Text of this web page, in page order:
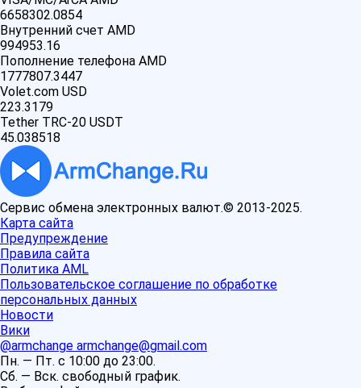
6658302.0854
Внутренний счет AMD
994953.16
Пополнение телефона AMD
1777807.3447
Volet.com USD
223.3179
Tether TRC-20 USDT
45.038518
Сервис обмена электронных валют.© 2013-2025.
Карта сайта
Предупреждение
Правила сайта
Политика AML
Пользовательское соглашение по обработке
персональных данных
Новости
Вики
@armchange armchange@gmail.com
Пн. — Пт. с 10:00 до 23:00.
Сб. — Вск. свободный график.